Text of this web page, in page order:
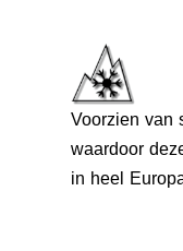
Voorzien van
waardoor
in heel